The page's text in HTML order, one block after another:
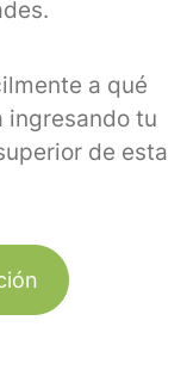
a qué
ingresando tu
de esta